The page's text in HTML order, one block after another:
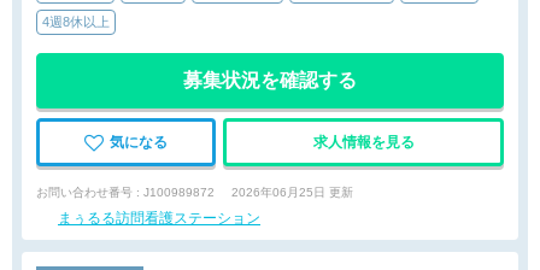
4週8休以上
募集状況を確認する
気になる 求人情報を見る
お問い合わせ番号 : J100989872 2026年06月25日 更新
まぅるる訪問看護ステーション